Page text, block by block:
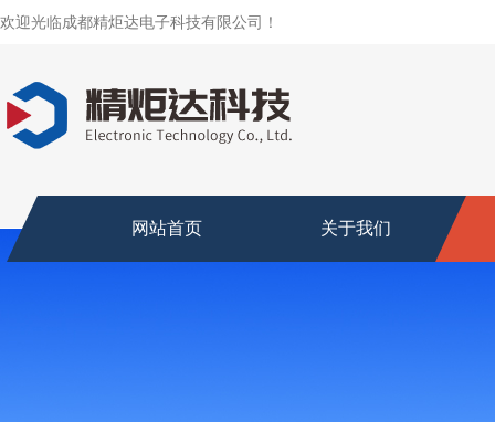
欢迎光临成都精炬达电子科技有限公司！
网站首页 关于我们